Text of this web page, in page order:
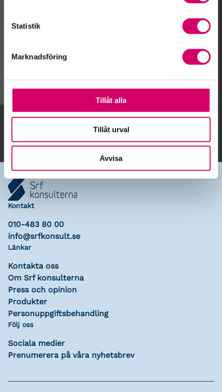
Statistik
Marknadsföring
Tillåt alla
Tillåt urval
Avvisa
Kalendarium
Gå till kalendariet
Lägg till i kalender
Kontakt
010-483 80 00
info@srfkonsult.se
Länkar
Kontakta oss
Om Srf konsulterna
Press och opinion
Produkter
Personuppgiftsbehandling
Följ oss
Sociala medier
Prenumerera på våra nyhetsbrev